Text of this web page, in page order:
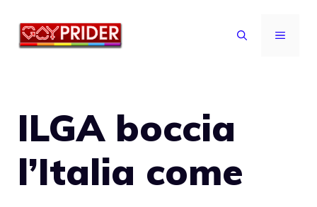
MENU
ILGA boccia
l’Italia come